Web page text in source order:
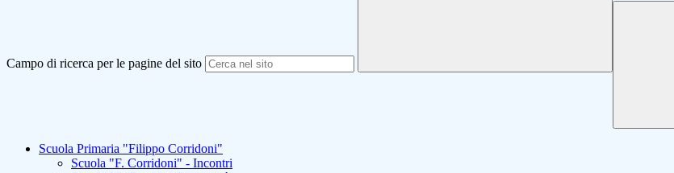
Campo di ricerca per le pagine del sito
Scuola Primaria "Filippo Corridoni"
Scuola "F. Corridoni" - Incontri